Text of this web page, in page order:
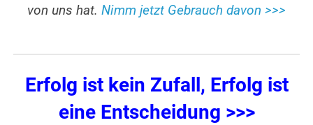
von uns hat. Nimm jetzt Gebrauch davon >>>
Erfolg ist kein Zufall, Erfolg ist
eine Entscheidung >>>